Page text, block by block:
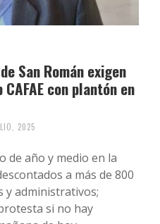
San Román exigen
con plantón en
2025
de año y medio en la
a más de 800
y administrativos;
si no hay